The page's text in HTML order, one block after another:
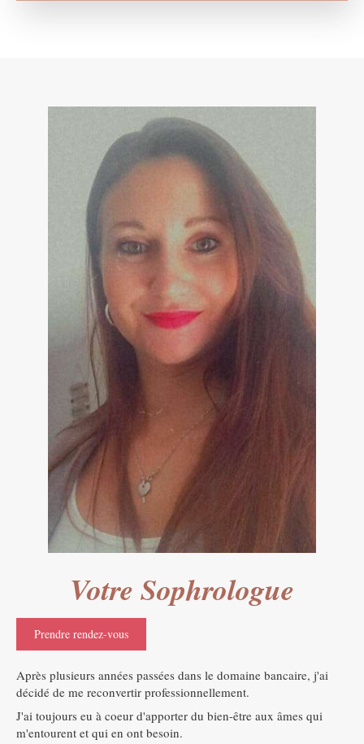
Votre Sophrologue
Prendre rendez-vous
Après plusieurs années passées dans le domaine bancaire, j'ai
décidé de me reconvertir professionnellement.
J'ai toujours eu à coeur d'apporter du bien-être aux âmes qui
m'entourent et qui en ont besoin.